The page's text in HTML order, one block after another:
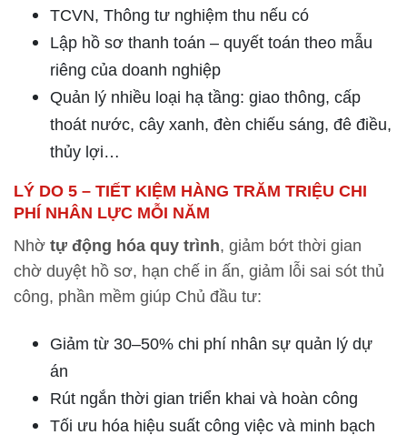
TCVN, Thông tư nghiệm thu nếu có
Lập hồ sơ thanh toán – quyết toán theo mẫu
riêng của doanh nghiệp
Quản lý nhiều loại hạ tầng: giao thông, cấp
thoát nước, cây xanh, đèn chiếu sáng, đê điều,
thủy lợi…
LÝ DO 5 – TIẾT KIỆM HÀNG TRĂM TRIỆU CHI
PHÍ NHÂN LỰC MỖI NĂM
Nhờ tự động hóa quy trình, giảm bớt thời gian
chờ duyệt hồ sơ, hạn chế in ấn, giảm lỗi sai sót thủ
công, phần mềm giúp Chủ đầu tư:
Giảm từ 30–50% chi phí nhân sự quản lý dự
án
Rút ngắn thời gian triển khai và hoàn công
Tối ưu hóa hiệu suất công việc và minh bạch